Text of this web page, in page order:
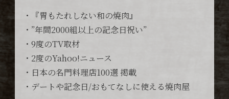
・『胃もたれしない和の焼肉』
・”年間2000組以上の記念日祝い”
・9度のTV取材
・2度のYahoo!ニュース
・日本の名門料理店100選 掲載
・デートや記念日/おもてなしに使える焼肉屋